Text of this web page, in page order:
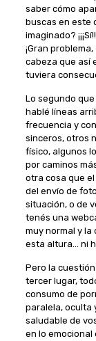
saber cómo
buscas en este
imaginado?
¡Gran
cabeza que así
tuviera
Lo segundo
hablé líneas
frecuencia y
sinceros, otros
físico, algunos
por caminos
otra cosa que
del envío de
situación, o de
tenés una
muy normal y la
esta altura… ni
Pero la
tercer lugar,
consumo de
paralela, oculta
saludable de
en lo emocional